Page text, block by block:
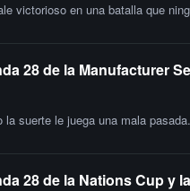
victorioso en una batalla que
28 de la Manufacturer
suerte le juega una mala
28 de la Nations Cup y